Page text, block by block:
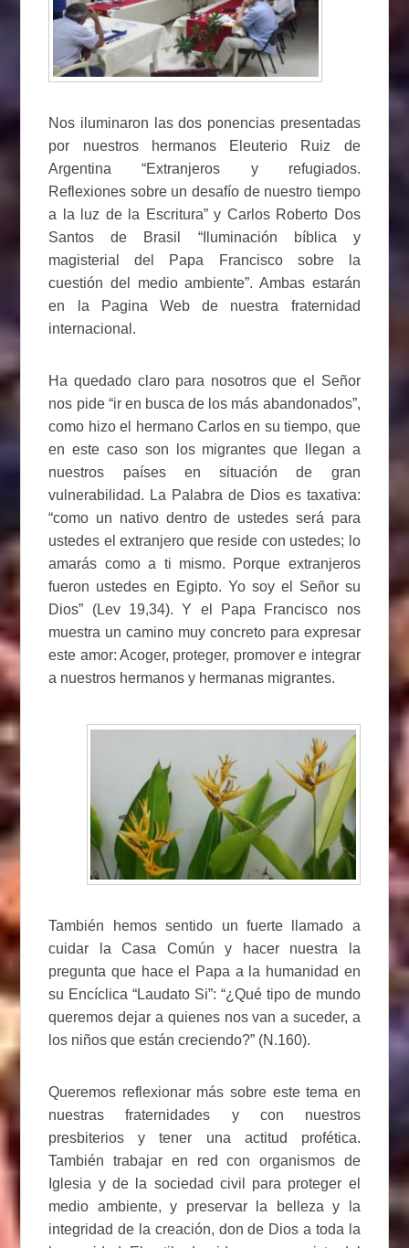
Nos iluminaron las dos ponencias presentadas
por nuestros hermanos Eleuterio Ruiz de
Argentina “Extranjeros y refugiados.
Reflexiones sobre un desafío de nuestro tiempo
a la luz de la Escritura” y Carlos Roberto Dos
Santos de Brasil “Iluminación bíblica y
magisterial del Papa Francisco sobre la
cuestión del medio ambiente”. Ambas estarán
en la Pagina Web de nuestra fraternidad
internacional.
Ha quedado claro para nosotros que el Señor
nos pide “ir en busca de los más abandonados”,
como hizo el hermano Carlos en su tiempo, que
en este caso son los migrantes que llegan a
nuestros países en situación de gran
vulnerabilidad. La Palabra de Dios es taxativa:
“como un nativo dentro de ustedes será para
ustedes el extranjero que reside con ustedes; lo
amarás como a ti mismo. Porque extranjeros
fueron ustedes en Egipto. Yo soy el Señor su
Dios” (Lev 19,34). Y el Papa Francisco nos
muestra un camino muy concreto para expresar
este amor: Acoger, proteger, promover e integrar
a nuestros hermanos y hermanas migrantes.
También hemos sentido un fuerte llamado a
cuidar la Casa Común y hacer nuestra la
pregunta que hace el Papa a la humanidad en
su Encíclica “Laudato Si”: “¿Qué tipo de mundo
queremos dejar a quienes nos van a suceder, a
los niños que están creciendo?” (N.160).
Queremos reflexionar más sobre este tema en
nuestras fraternidades y con nuestros
presbiterios y tener una actitud profética.
También trabajar en red con organismos de
Iglesia y de la sociedad civil para proteger el
medio ambiente, y preservar la belleza y la
integridad de la creación, don de Dios a toda la